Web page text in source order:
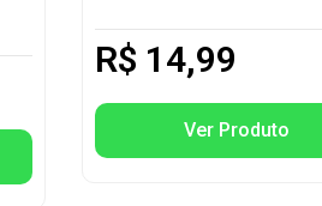
R$ 14,99
Ver Produto